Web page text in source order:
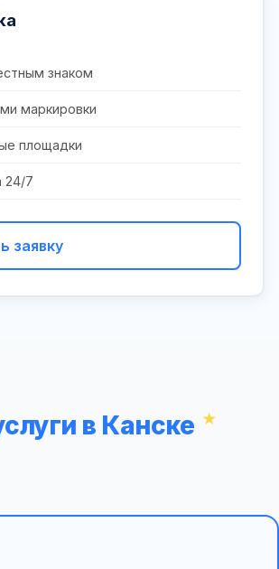
знаком
маркировки
площадки
24/7
заявку
в Канске